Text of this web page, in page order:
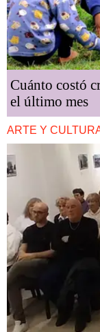
Cuánto costó
el último mes
ARTE Y